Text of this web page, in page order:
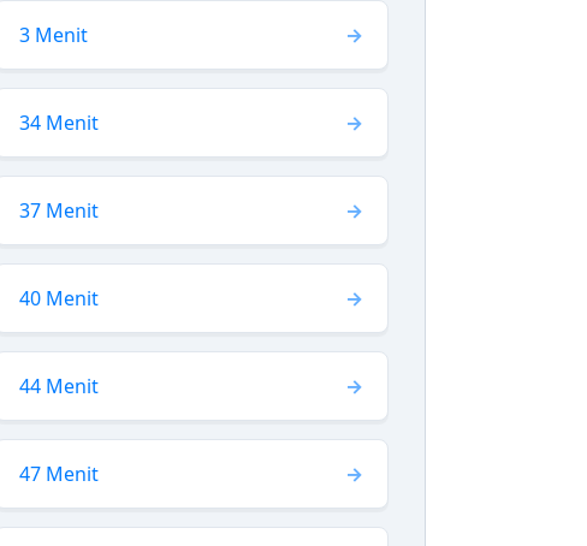
3 Menit
34 Menit
37 Menit
40 Menit
44 Menit
47 Menit